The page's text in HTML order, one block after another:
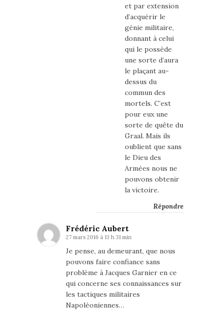
et par extension
d’acquérir le
génie militaire,
donnant à celui
qui le possède
une sorte d’aura
le plaçant au-
dessus du
commun des
mortels. C’est
pour eux une
sorte de quête du
Graal. Mais ils
oublient que sans
le Dieu des
Armées nous ne
pouvons obtenir
la victoire.
Répondre
Frédéric Aubert
27 mars 2016 à 13 h 31 min
Je pense, au demeurant, que nous
pouvons faire confiance sans
problème à Jacques Garnier en ce
qui concerne ses connaissances sur
les tactiques militaires
Napoléoniennes…